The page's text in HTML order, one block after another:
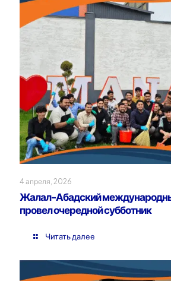
4 апреля, 2026
Жалал-Абадский
провел очередной субботник
Читать далее